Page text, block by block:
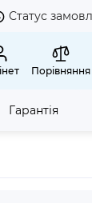
Статус
Порівняння
Гарантія
Black